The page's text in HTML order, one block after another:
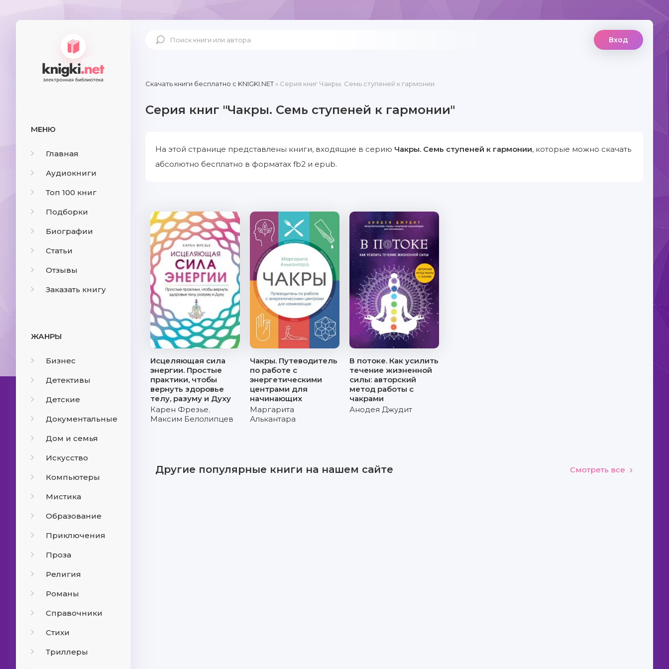
МЕНЮ
Главная
Аудиокниги
Топ 100 книг
Подборки
Биографии
Статьи
Отзывы
Заказать книгу
ЖАНРЫ
Бизнес
Детективы
Детские
Документальные
Дом и семья
Искусство
Компьютеры
Мистика
Образование
Приключения
Проза
Религия
Романы
Справочники
Стихи
Триллеры
Вход
Скачать книги бесплатно c KNIGKI.NET» Серия книг Чакры. Семь ступеней к гармонии
Серия книг "Чакры. Семь ступеней к гармонии"
На этой странице представлены книги, входящие в серию Чакры. Семь ступеней к гармонии, которые можно скачать
абсолютно бесплатно в форматах fb2 и epub.
Исцеляющая сила
энергии. Простые
практики, чтобы
вернуть здоровье
телу, разуму и Духу
Карен Фрезье,
Максим Белолипцев
Чакры. Путеводитель
по работе с
энергетическими
центрами для
начинающих
Маргарита
Алькантара
В потоке. Как усилить
течение жизненной
силы: авторский
метод работы с
чакрами
Анодея Джудит
Другие популярные книги на нашем сайте Смотреть все